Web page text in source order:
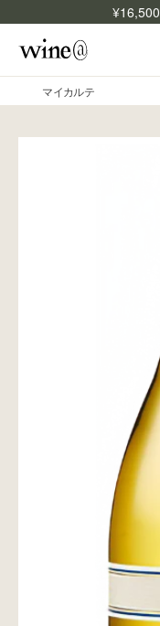
¥16,500
マイカルテ
マイカルテ